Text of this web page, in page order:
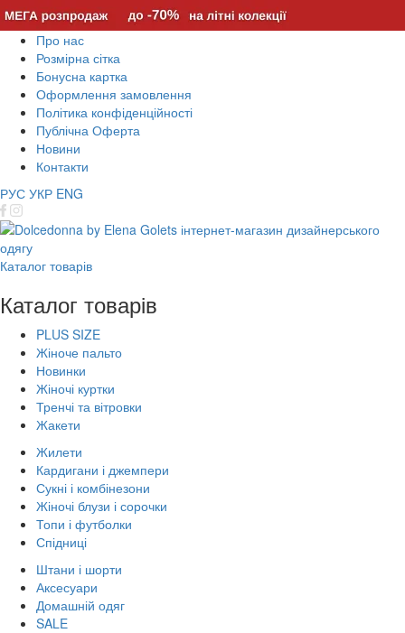
Про нас
Розмірна сітка
Бонусна картка
Оформлення замовлення
Політика конфіденційності
Публічна Оферта
Новини
Контакти
РУС УКР ENG
Каталог товарів
Каталог товарів
PLUS SIZE
Жіноче пальто
Новинки
Жіночі куртки
Тренчі та вітровки
Жакети
Жилети
Кардигани і джемпери
Сукні і комбінезони
Жіночі блузи і сорочки
Топи і футболки
Спідниці
Штани і шорти
Аксесуари
Домашній одяг
SALE